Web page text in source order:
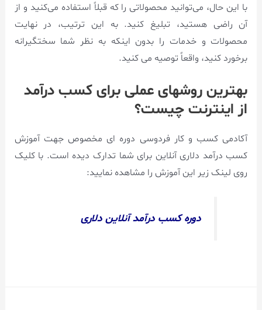
با این حال، می‌توانید محصولاتی را که قبلاً استفاده می‌کنید و از
آن راضی هستید، تبلیغ کنید. به این ترتیب، در نهایت
محصولات و خدمات را بدون اینکه به نظر شما سختگیرانه
برخورد کنید، واقعاً توصیه می کنید.
بهترین روشهای عملی برای کسب درآمد
از اینترنت چیست؟
آکادمی کسب و کار فردوسی دوره ای مخصوص جهت آموزش
کسب درآمد دلاری آنلاین برای شما تدارک دیده است. با کلیک
روی لینک زیر این آموزش را مشاهده نمایید:
دوره کسب درآمد آنلاین دلاری